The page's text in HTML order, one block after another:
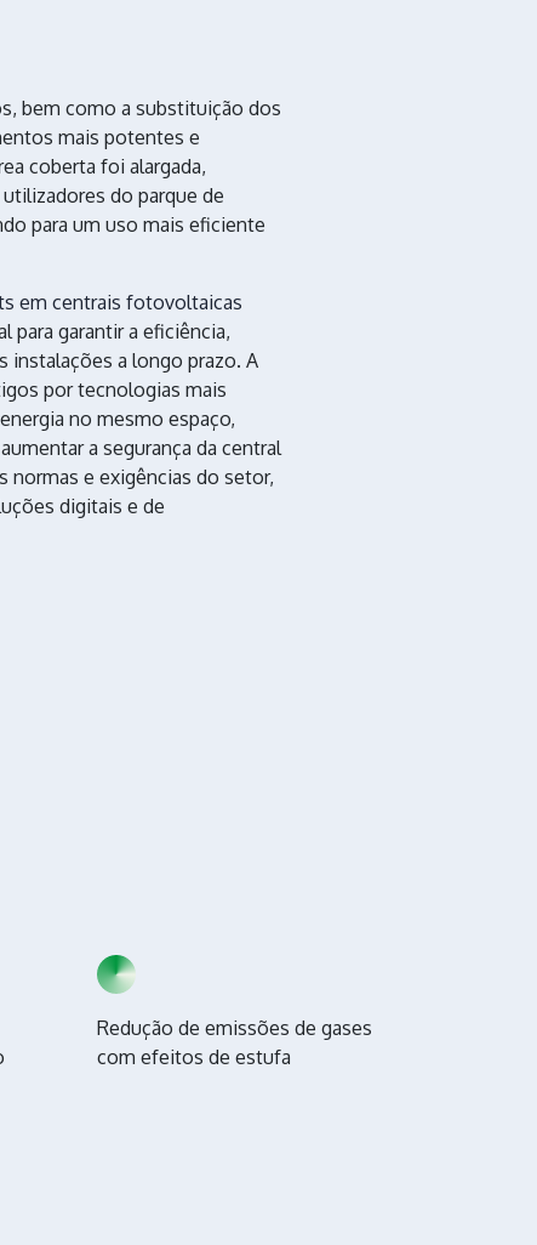
bem como a substituição dos
mais potentes e
coberta foi alargada,
do parque de
para um uso mais eficiente
em centrais fotovoltaicas
para garantir a eficiência,
instalações a longo prazo. A
por tecnologias mais
no mesmo espaço,
a segurança da central
normas e exigências do setor,
digitais e de
Redução de emissões de gases
com efeitos de estufa